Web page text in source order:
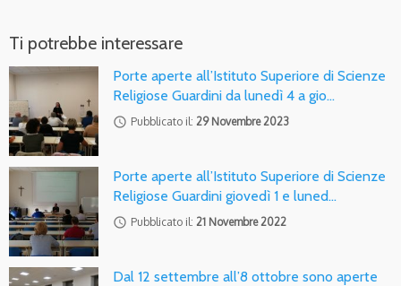
Ti potrebbe interessare
Porte aperte all’Istituto Superiore di Scienze
Religiose Guardini da lunedì 4 a gio…
access_time Pubblicato il: 29 Novembre 2023
Porte aperte all’Istituto Superiore di Scienze
Religiose Guardini giovedì 1 e luned…
access_time Pubblicato il: 21 Novembre 2022
Dal 12 settembre all’8 ottobre sono aperte